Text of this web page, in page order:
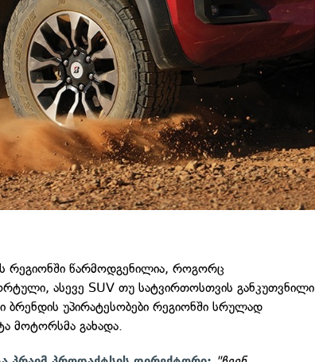
რეგიონში წარმოდგენილია, როგორც
ასევე SUV თუ სატვირთოსთვის განკუთვნილი
ბრენდის უპირატესობები რეგიონში სრულად
მოტორსმა გახადა.